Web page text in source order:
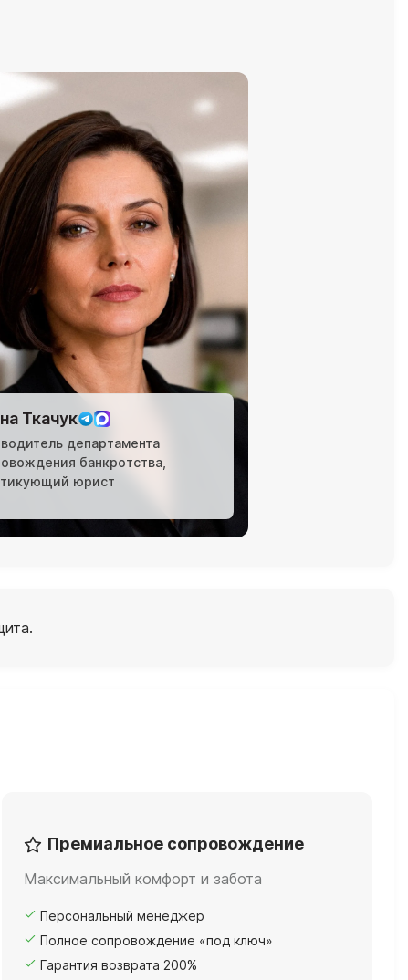
Ткачук
департамента
банкротства,
юрист
Премиальное сопровождение
Максимальный комфорт и забота
Персональный менеджер
Полное сопровождение «под ключ»
Гарантия возврата 200%